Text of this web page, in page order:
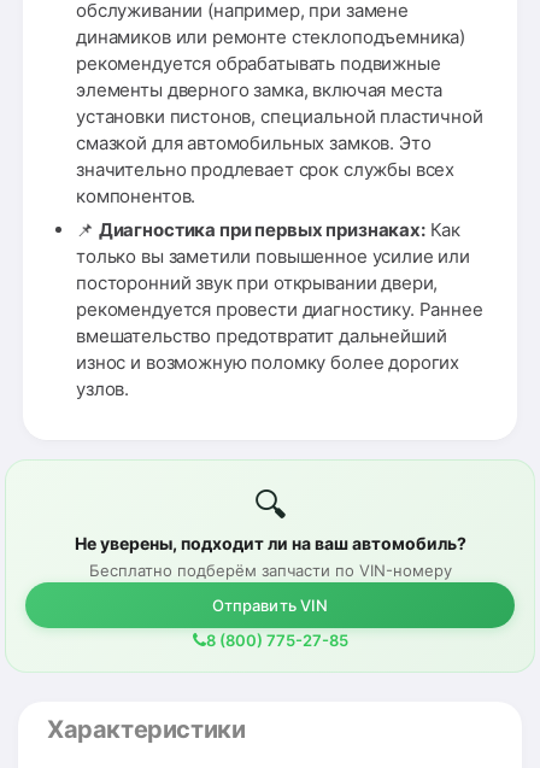
обслуживании (например, при замене
динамиков или ремонте стеклоподъемника)
рекомендуется обрабатывать подвижные
элементы дверного замка, включая места
установки пистонов, специальной пластичной
смазкой для автомобильных замков. Это
значительно продлевает срок службы всех
компонентов.
📌 Диагностика при первых признаках:Как
только вы заметили повышенное усилие или
посторонний звук при открывании двери,
рекомендуется провести диагностику. Раннее
вмешательство предотвратит дальнейший
износ и возможную поломку более дорогих
узлов.
🔍
Не уверены, подходит ли на ваш автомобиль?
Бесплатно подберём запчасти по VIN-номеру
Отправить VIN
8 (800) 775-27-85
Характеристики